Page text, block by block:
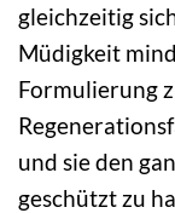
gleichzeitig
Müdigkeit
Formulierung
und sie den
geschützt zu